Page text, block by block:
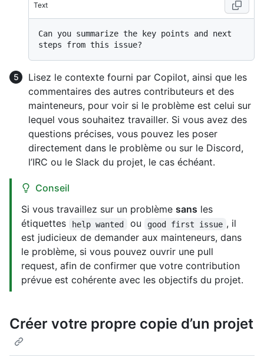
Text
Can you summarize the key points and next
Lisez le contexte fourni par Copilot, ainsi que les
commentaires des autres contributeurs et des
mainteneurs, pour voir si le problème est celui sur
lequel vous souhaitez travailler. Si vous avez des
questions précises, vous pouvez les poser
directement dans le problème ou sur le Discord,
l’IRC ou le Slack du projet, le cas échéant.
Conseil
Si vous travaillez sur un problème sans les
étiquettes
help wanted ou good first issue , il
est judicieux de demander aux mainteneurs, dans
le problème, si vous pouvez ouvrir une pull
request, afin de confirmer que votre contribution
prévue est cohérente avec les objectifs du projet.
Créer votre propre copie d’un projet